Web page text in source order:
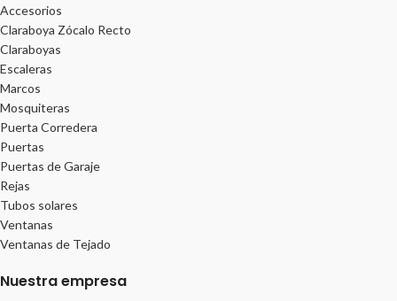
Accesorios
Claraboya Zócalo Recto
Claraboyas
Escaleras
Marcos
Mosquiteras
Puerta Corredera
Puertas
Puertas de Garaje
Rejas
Tubos solares
Ventanas
Ventanas de Tejado
Nuestra empresa